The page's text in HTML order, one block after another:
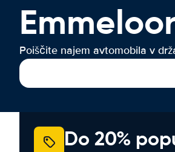
Poiščite najem avtomobila v
Do 20%